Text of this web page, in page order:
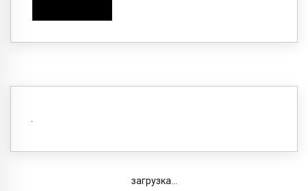
загрузка...